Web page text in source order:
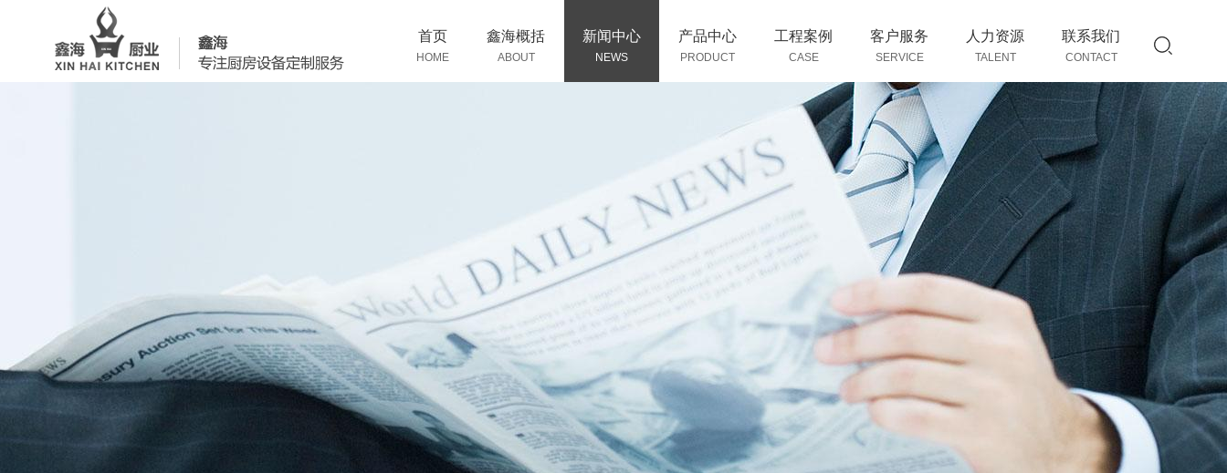
首页
HOME
鑫海概括
ABOUT
新闻中心
NEWS
产品中心
PRODUCT
工程案例
CASE
客户服务
SERVICE
人力资源
TALENT
联系我们
CONTACT